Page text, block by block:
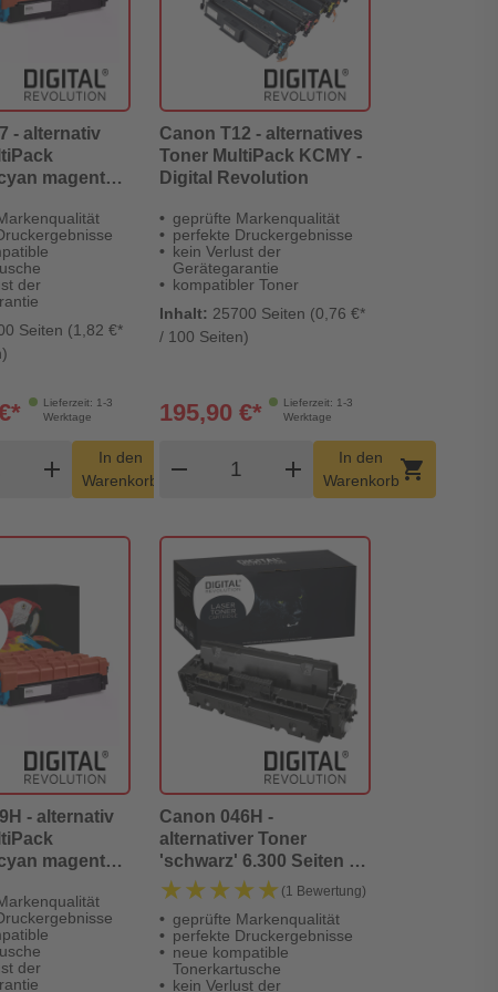
- alternativ
magenta
der
Seiten (1,82 €*
Lieferzeit: 1-3
Werktage
Warenkorb Menge
add
In den
Warenkorb
shopping_cart
Canon T12 - alternatives
Toner MultiPack KCMY -
Digital Revolution
geprüfte Markenqualität
perfekte Druckergebnisse
kein Verlust der
Gerätegarantie
kompatibler Toner
Inhalt: 25700 Seiten (0,76 €*
/ 100 Seiten)
Lieferzeit: 1-3
Werktage
195,90 €*
remove
Produkt Warenkorb Menge
add
In den
Warenkorbshopping_cart
- alternativ
magenta
der
Canon 046H -
alternativer Toner
'schwarz' 6.300 Seiten -
Digital Revolution
★★★★★
★★★★★ (1 Bewertung)
geprüfte Markenqualität
perfekte Druckergebnisse
neue kompatible
Tonerkartusche
kein Verlust der